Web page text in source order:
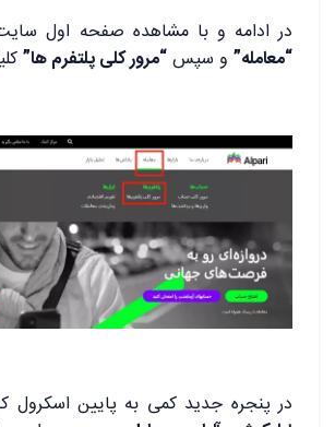
در ادامه و با مشاهده صفحه اول
“معامله” و سپس“مرور کلی پلتفرم ها”
در پنجره جدید کمی به پایین اسکرول